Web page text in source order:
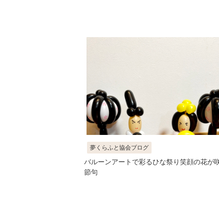
夢くらふと協会ブログ
バルーンアートで彩るひな祭り笑顔の花が
節句